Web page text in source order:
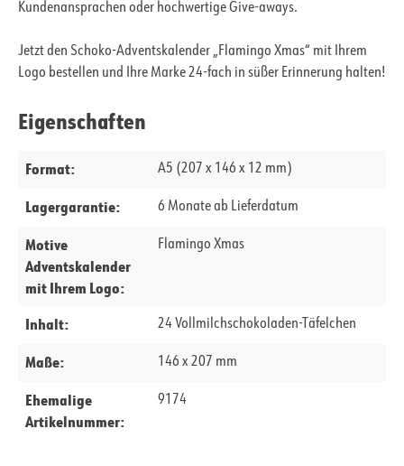
Kundenansprachen oder hochwertige Give-aways.
Jetzt den Schoko-Adventskalender „Flamingo Xmas“ mit Ihrem
Logo bestellen und Ihre Marke 24-fach in süßer Erinnerung halten!
Eigenschaften
Format: A5 (207 x 146 x 12 mm)
Lagergarantie: 6 Monate ab Lieferdatum
Motive
Adventskalender
mit Ihrem Logo:
Flamingo Xmas
Inhalt: 24 Vollmilchschokoladen-Täfelchen
Maße: 146 x 207 mm
Ehemalige
Artikelnummer:
9174